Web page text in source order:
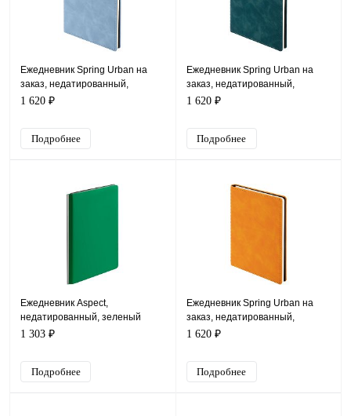
Ежедневник Spring Urban на
заказ, недатированный,
голубой
1 620 ₽
Подробнее
Ежедневник Spring Urban на
заказ, недатированный,
изумрудный
1 620 ₽
Подробнее
Ежедневник Aspect,
недатированный, зеленый
1 303 ₽
Подробнее
Ежедневник Spring Urban на
заказ, недатированный,
оранжевый
1 620 ₽
Подробнее